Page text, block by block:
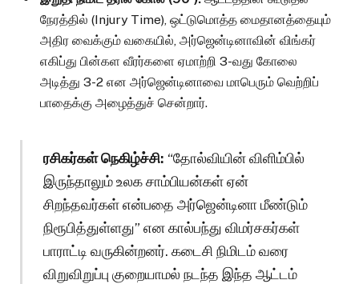
நேரத்தில் (Injury Time), ஒட்டுமொத்த மைதானத்தையும்
அதிர வைக்கும் வகையில், அர்ஜென்டினாவின் விங்கர்
எகிப்து பின்கள வீரர்களை ஏமாற்றி 3-வது கோலை
அடித்து 3-2 என அர்ஜென்டினாவை மாபெரும் வெற்றிப்
பாதைக்கு அழைத்துச் சென்றார்.
ரசிகர்கள் நெகிழ்ச்சி: “தோல்வியின் விளிம்பில்
இருந்தாலும் உலக சாம்பியன்கள் ஏன்
சிறந்தவர்கள் என்பதை அர்ஜென்டினா மீண்டும்
நிரூபித்துள்ளது” என கால்பந்து விமர்சகர்கள்
பாராட்டி வருகின்றனர். கடைசி நிமிடம் வரை
விறுவிறுப்பு குறையாமல் நடந்த இந்த ஆட்டம்